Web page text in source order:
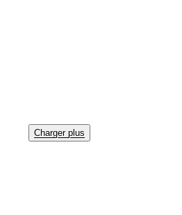
Charger plus